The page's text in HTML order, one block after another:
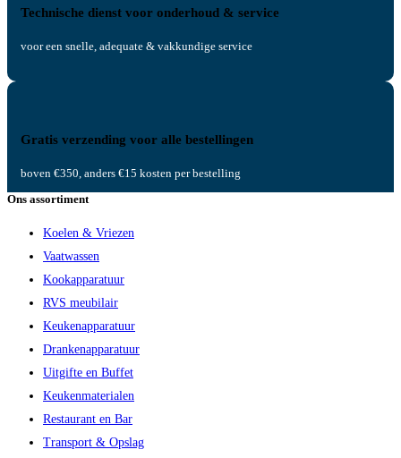
Technische dienst voor onderhoud & service
voor een snelle, adequate & vakkundige service
Gratis verzending voor alle bestellingen
boven €350, anders €15 kosten per bestelling
Ons assortiment
Koelen & Vriezen
Vaatwassen
Kookapparatuur
RVS meubilair
Keukenapparatuur
Drankenapparatuur
Uitgifte en Buffet
Keukenmaterialen
Restaurant en Bar
Transport & Opslag